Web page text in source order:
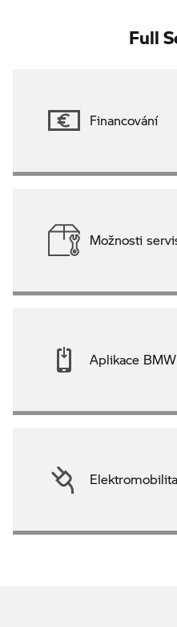
Full
Financování
Možnosti
Aplikace
Elektromobilita